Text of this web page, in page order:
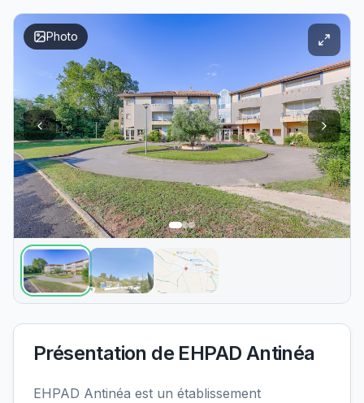
Photo
Présentation de EHPAD Antinéa
EHPAD Antinéa est un établissement